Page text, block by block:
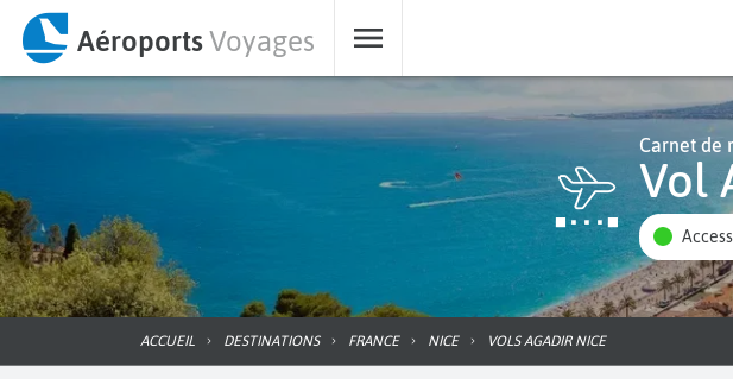
AéroportsVoyages
Carnet de
ACCUEIL DESTINATIONS FRANCE NICE VOLS AGADIR NICE